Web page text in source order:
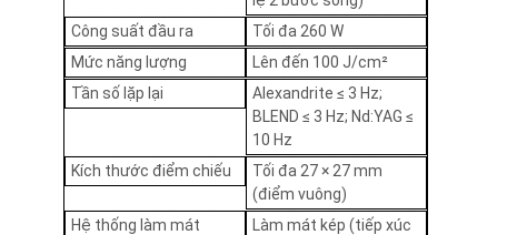
Công suất đầu ra
Tối đa 260 W
Mức năng lượng
Lên đến 100 J/cm²
Tần số lặp lại
Alexandrite ≤ 3 Hz;
BLEND ≤ 3 Hz; Nd:YAG ≤
10 Hz
Kích thước điểm chiếu
Tối đa 27 × 27 mm
(điểm vuông)
Hệ thống làm mát
Làm mát kép (tiếp xúc